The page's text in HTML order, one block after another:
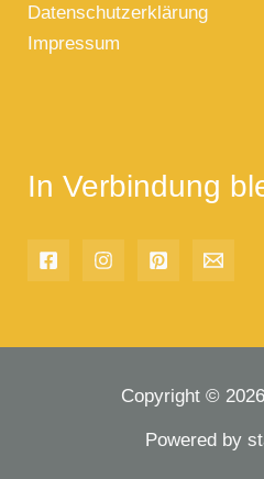
Datenschutzerklärung
Impressum
In Verbindung
Copyright ©
Powered by